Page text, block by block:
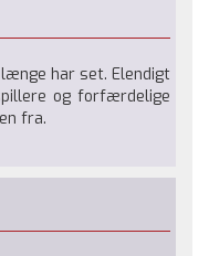
har set. Elendigt
og forfærdelige
fra.